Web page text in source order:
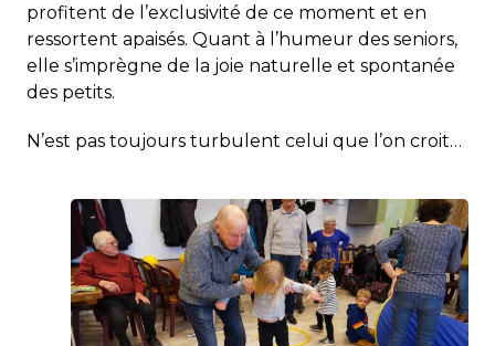
profitent de l’exclusivité de ce moment et en
ressortent apaisés. Quant à l’humeur des seniors,
elle s’imprègne de la joie naturelle et spontanée
des petits.
N’est pas toujours turbulent celui que l’on croit…